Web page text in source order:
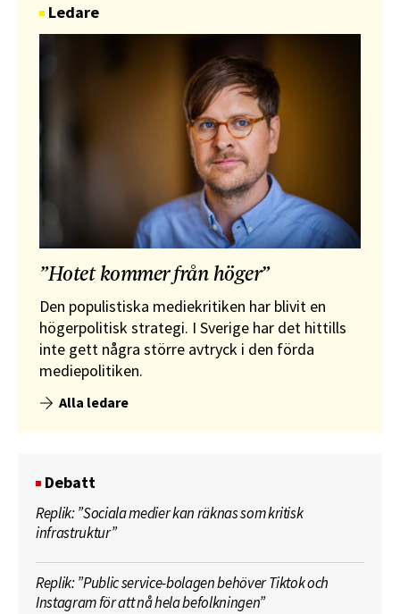
Ledare
”Hotet kommer från höger”
Den populistiska mediekritiken har blivit en
högerpolitisk strategi. I Sverige har det hittills
inte gett några större avtryck i den förda
mediepolitiken.
Alla ledare
Debatt
Replik: ”Sociala medier kan räknas som kritisk
infrastruktur”
Replik: ”Public service-bolagen behöver Tiktok och
Instagram för att nå hela befolkningen”